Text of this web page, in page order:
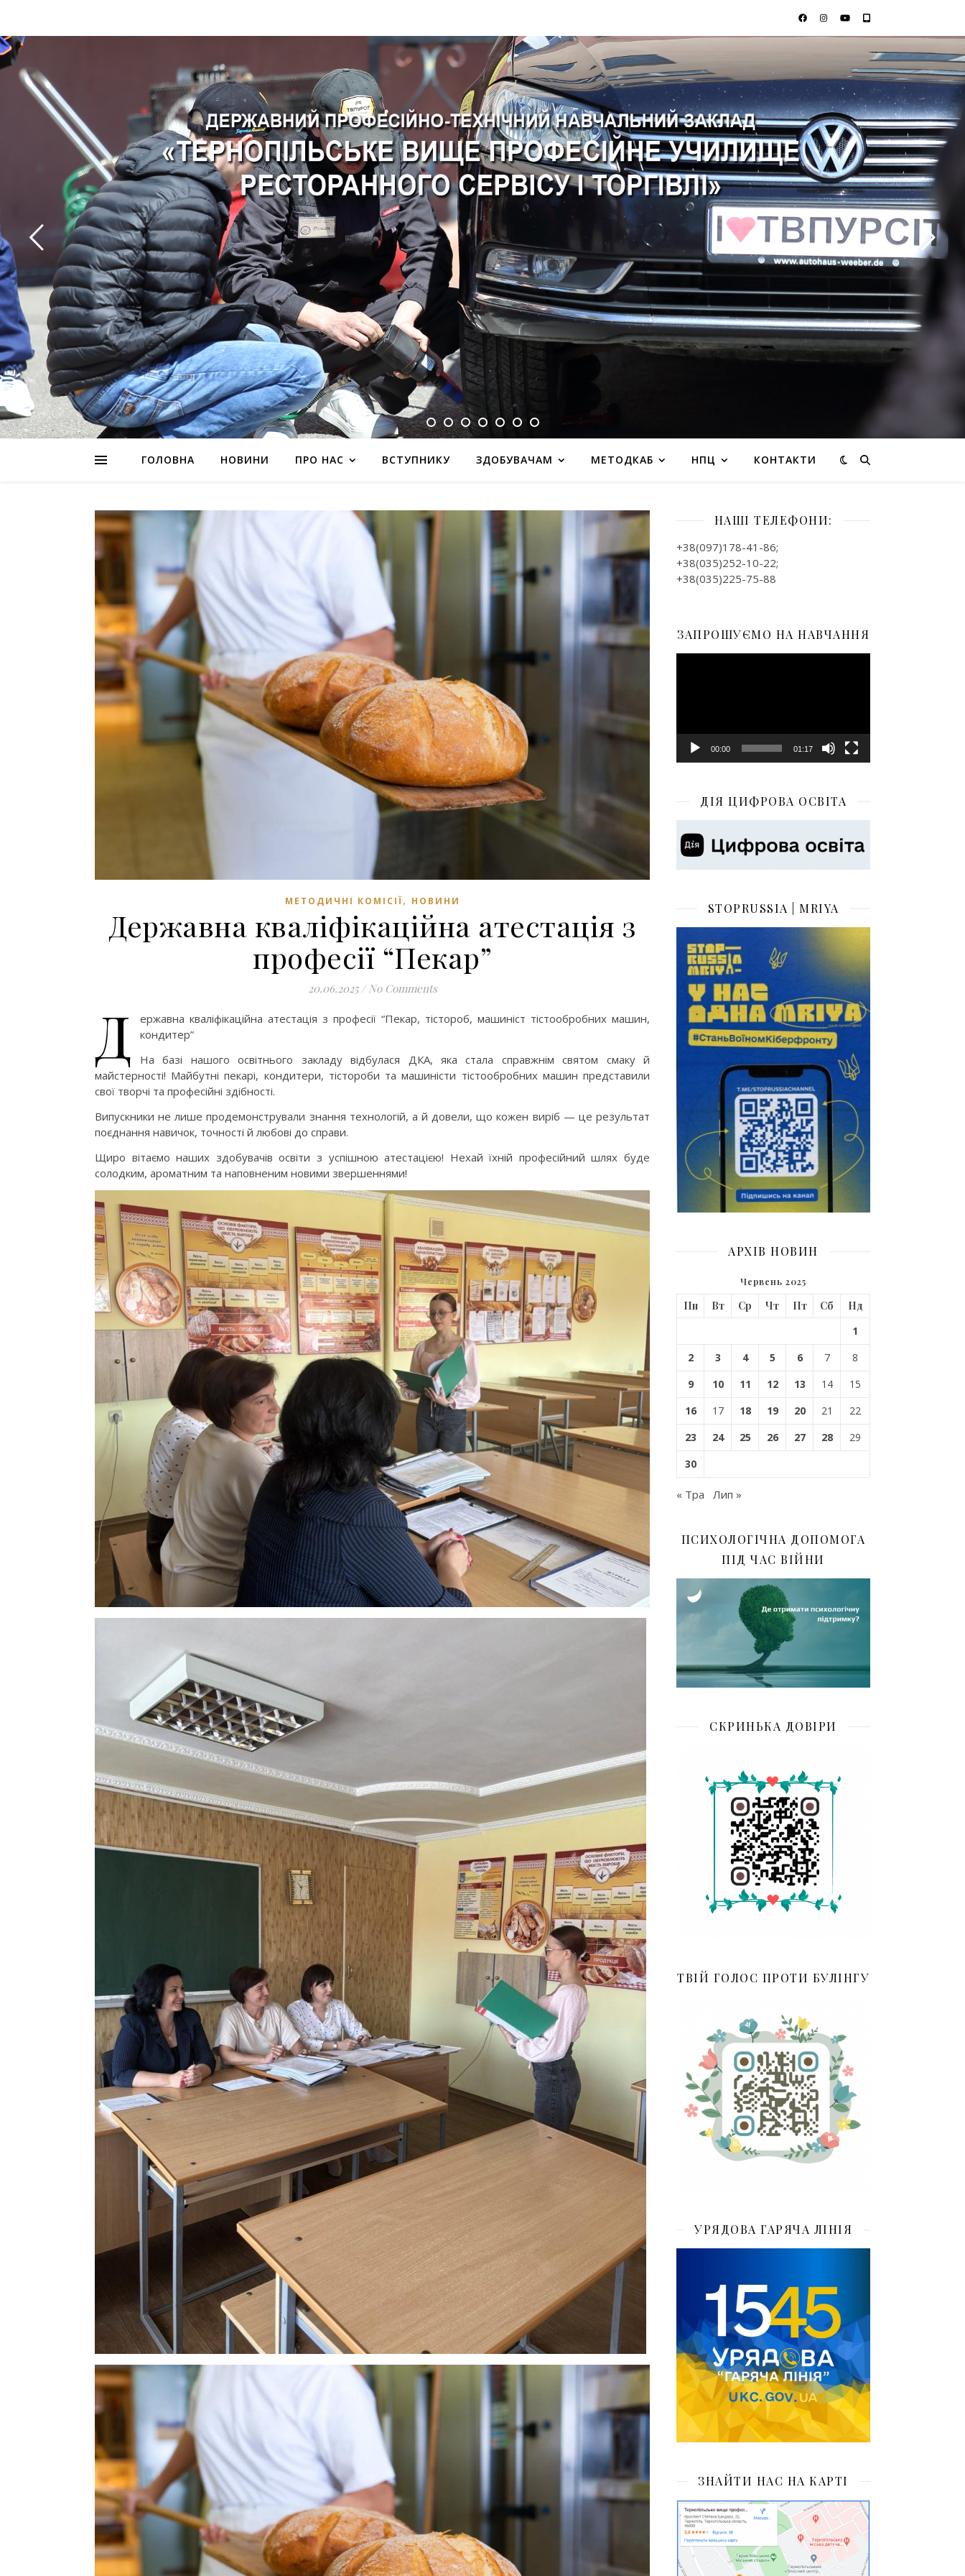
ГОЛОВНА НОВИНИ ПРО НАС ВСТУПНИКУ ЗДОБУВАЧАМ МЕТОДКАБ НПЦ КОНТАКТИ
МЕТОДИЧНІ КОМІСІЇ, НОВИНИ
Державна кваліфікаційна атестація з
професії “Пекар”
20.06.2025 / No Comments
Д
ержавна кваліфікаційна атестація з професії “Пекар, тістороб, машиніст тістообробних машин,
кондитер”
На базі нашого освітнього закладу відбулася ДКА, яка стала справжнім святом смаку й
майстерності! Майбутні пекарі, кондитери, тістороби та машиністи тістообробних машин представили
свої творчі та професійні здібності.
Випускники не лише продемонстрували знання технологій, а й довели, що кожен виріб — це результат
поєднання навичок, точності й любові до справи.
Щиро вітаємо наших здобувачів освіти з успішною атестацією! Нехай їхній професійний шлях буде
солодким, ароматним та наповненим новими звершеннями!
НАШІ ТЕЛЕФОНИ:
+38(097)178-41-86;
+38(035)252-10-22;
+38(035)225-75-88
ЗАПРОШУЄМО НА НАВЧАННЯ
00:00 01:17
ДІЯ ЦИФРОВА ОСВІТА
STOPRUSSIA | MRIYA
АРХІВ НОВИН
Червень 2025
Пн Вт Ср Чт Пт Сб
Нд
1
2
3 4 5 6 7
8
9
10 11 12 13 14
15
16
17 18 19 20 21
22
23
24 25 26 27 28
29
30
« Тра Лип »
ПСИХОЛОГІЧНА ДОПОМОГА
ПІД ЧАС ВІЙНИ
СКРИНЬКА ДОВІРИ
ТВІЙ ГОЛОС ПРОТИ БУЛІНГУ
УРЯДОВА ГАРЯЧА ЛІНІЯ
ЗНАЙТИ НАС НА КАРТІ